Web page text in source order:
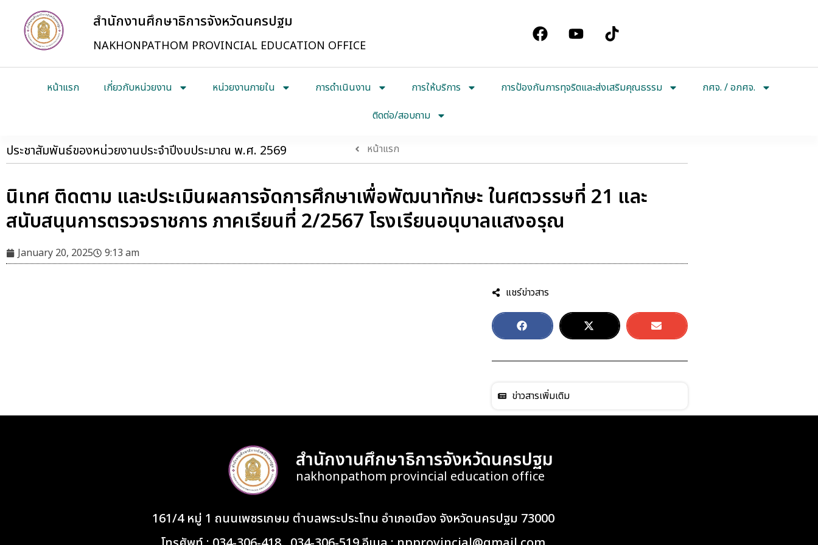
สำนักงานศึกษาธิการจังหวัดนครปฐม
NAKHONPATHOM PROVINCIAL EDUCATION OFFICE
หน้าแรก เกี่ยวกับหน่วยงาน หน่วยงานภายใน การดำเนินงาน การให้บริการ การป้องกันการทุจริตและส่งเสริมคุณธรรม
กศจ. / อกศจ.
ติดต่อ/สอบถาม
ประชาสัมพันธ์ของหน่วยงานประจำปีงบประมาณ พ.ศ. 2569 หน้าแรก
นิเทศ ติดตาม และประเมินผลการจัดการศึกษาเพื่อพัฒนาทักษะ ในศตวรรษที่ 21 และ
สนับสนุนการตรวจราชการ ภาคเรียนที่ 2/2567 โรงเรียนอนุบาลแสงอรุณ
January 20, 2025 9:13 am
แชร์ข่าวสาร
ข่าวสารเพิ่มเติม
สำนักงานศึกษาธิการจังหวัดนครปฐม
nakhonpathom provincial education office
161/4 หมู่ 1 ถนนเพชรเกษม ตำบลพระประโทน อำเภอเมือง จังหวัดนครปฐม 73000